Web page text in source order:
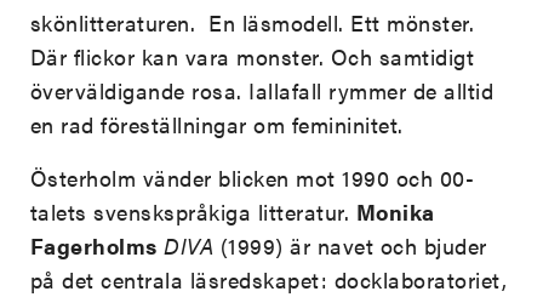
skönlitteraturen. En läsmodell. Ett mönster.
Där flickor kan vara monster. Och samtidigt
överväldigande rosa. Iallafall rymmer de alltid
en rad föreställningar om femininitet.
Österholm vänder blicken mot 1990 och 00-
talets svenskspråkiga litteratur. Monika
Fagerholms DIVA (1999) är navet och bjuder
på det centrala läsredskapet: docklaboratoriet,